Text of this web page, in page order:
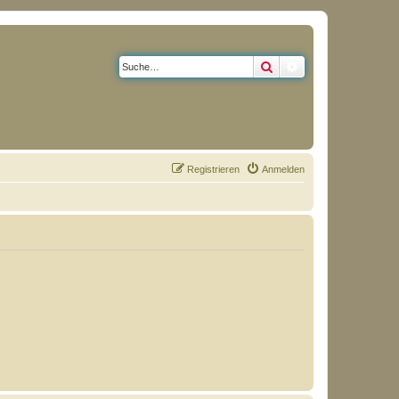
Anmelden
Registrieren